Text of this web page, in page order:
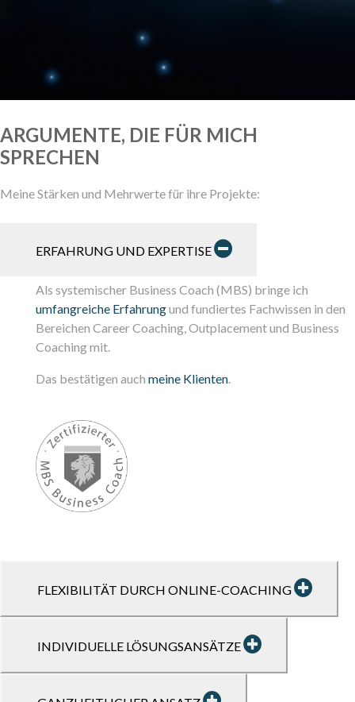
ARGUMENTE, DIE FÜR MICH
SPRECHEN
Meine Stärken und Mehrwerte für ihre Projekte:
ERFAHRUNG UND EXPERTISE
Als systemischer Business Coach (MBS) bringe ich
umfangreiche Erfahrungund fundiertes Fachwissen in den
Bereichen Career Coaching, Outplacement und Business
Coaching mit.
Das bestätigen auch meine Klienten.
FLEXIBILITÄT DURCH ONLINE-COACHING
INDIVIDUELLE LÖSUNGSANSÄTZE